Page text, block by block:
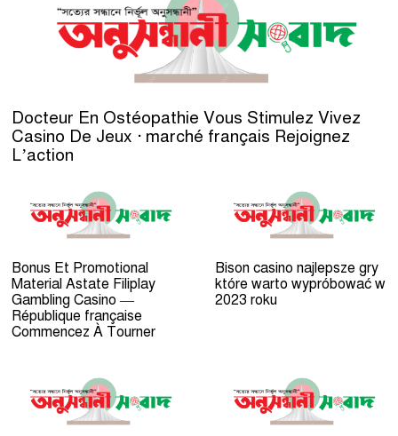
Docteur En Ostéopathie Vous Stimulez Vivez
Casino De Jeux · marché français Rejoignez
L’action
Bonus Et Promotional
Material Astate Filiplay
Gambling Casino —
République française
Commencez À Tourner
Bison casino najlepsze gry
które warto wypróbować w
2023 roku